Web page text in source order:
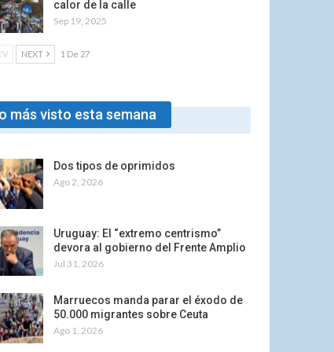
calor de la calle
Sep 19, 2025
NEXT 1 De 27
más visto esta semana
Dos tipos de oprimidos
Ago 2, 2026
Uruguay: El “extremo centrismo”
devora al gobierno del Frente Amplio
Jul 31, 2026
Marruecos manda parar el éxodo de
50.000 migrantes sobre Ceuta
Ago 1, 2026